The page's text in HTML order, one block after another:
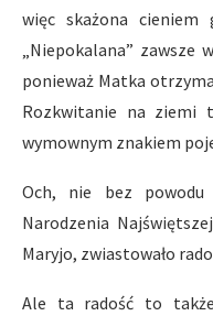
więc skażona
„Niepokalana” zawsze
ponieważ Matka
Rozkwitanie na ziemi
wymownym znakiem
Och, nie bez
Narodzenia
Maryjo, zwiastowało
Ale ta radość to